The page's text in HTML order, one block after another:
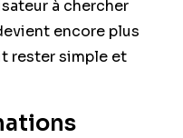
à chercher
encore plus
rester simple et